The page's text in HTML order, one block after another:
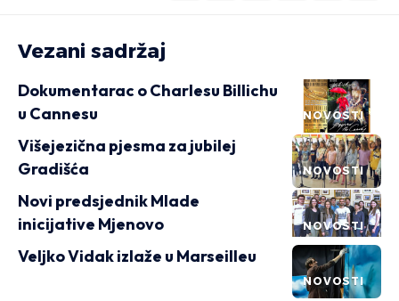
Vezani sadržaj
NOVOSTI
Dokumentarac o Charlesu Billichu
u Cannesu
NOVOSTI
Višejezična pjesma za jubilej
Gradišća
NOVOSTI
Novi predsjednik Mlade
inicijative Mjenovo
NOVOSTI
Veljko Vidak izlaže u Marseilleu